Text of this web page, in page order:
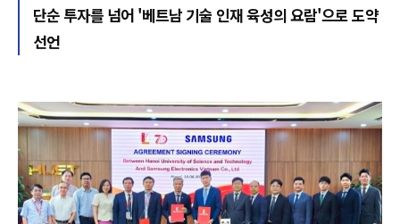
단순 투자를 넘어 '베트남 기술 인재 육성의 요람'으로 도약
선언